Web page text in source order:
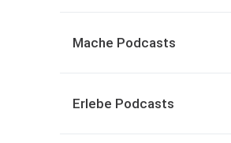
Mache Podcasts
Erlebe Podcasts